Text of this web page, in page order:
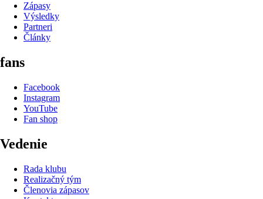
Zápasy
Výsledky
Partneri
Články
fans
Facebook
Instagram
YouTube
Fan shop
Vedenie
Rada klubu
Realizačný tým
Členovia zápasov